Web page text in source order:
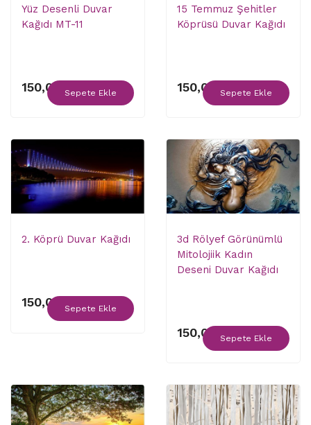
Yüz Desenli Duvar
Kağıdı MT-11
150,00 ₺Sepete Ekle
15 Temmuz Şehitler
Köprüsü Duvar Kağıdı
150,00 ₺Sepete Ekle
2. Köprü Duvar Kağıdı
150,00 ₺Sepete Ekle
3d Rölyef Görünümlü
Mitolojiik Kadın
Deseni Duvar Kağıdı
150,00 ₺Sepete Ekle